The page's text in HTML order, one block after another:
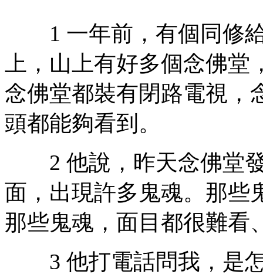
1 一年前，有個同修給
上，山上有好多個念佛
念佛堂都裝有閉路電視，
頭都能夠看到。
2 他說，昨天念佛堂發
面，出現許多鬼魂。那些
那些鬼魂，面目都很難看
3 他打電話問我，是怎